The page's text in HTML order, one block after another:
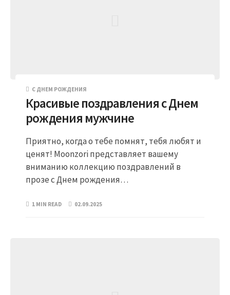
С ДНЕМ РОЖДЕНИЯ
Красивые поздравления с Днем
рождения мужчине
Приятно, когда о тебе помнят, тебя любят и
ценят! Moonzori представляет вашему
вниманию коллекцию поздравлений в
прозе с Днем рождения…
1 MIN READ 02.09.2025